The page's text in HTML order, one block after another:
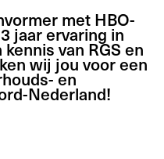
met HBO-
jaar ervaring in
van RGS en
wij jou voor een
en
Nederland!